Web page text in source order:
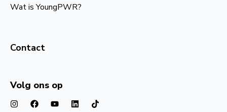
Wat is YoungPWR?
Contact
Volg ons op